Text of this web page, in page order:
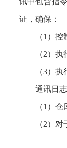
讯中包含指
证，确保：
（1）
（2）
（3）
通讯日
（1）
（2）